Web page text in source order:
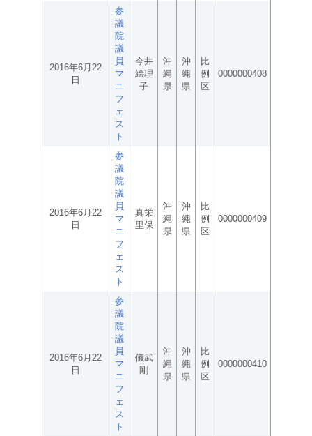
2016年6月22
日
参
議
院
議
員
マ
ニ
フ
ェ
ス
ト
今井
絵理
子
沖
縄
県
沖
縄
県
比
例
区
0000000408
2016年6月22
日
参
議
院
議
員
マ
ニ
フ
ェ
ス
ト
真栄
里保
沖
縄
県
沖
縄
県
比
例
区
0000000409
2016年6月22
日
参
議
院
議
員
マ
ニ
フ
ェ
ス
ト
儀武
剛
沖
縄
県
沖
縄
県
比
例
区
0000000410